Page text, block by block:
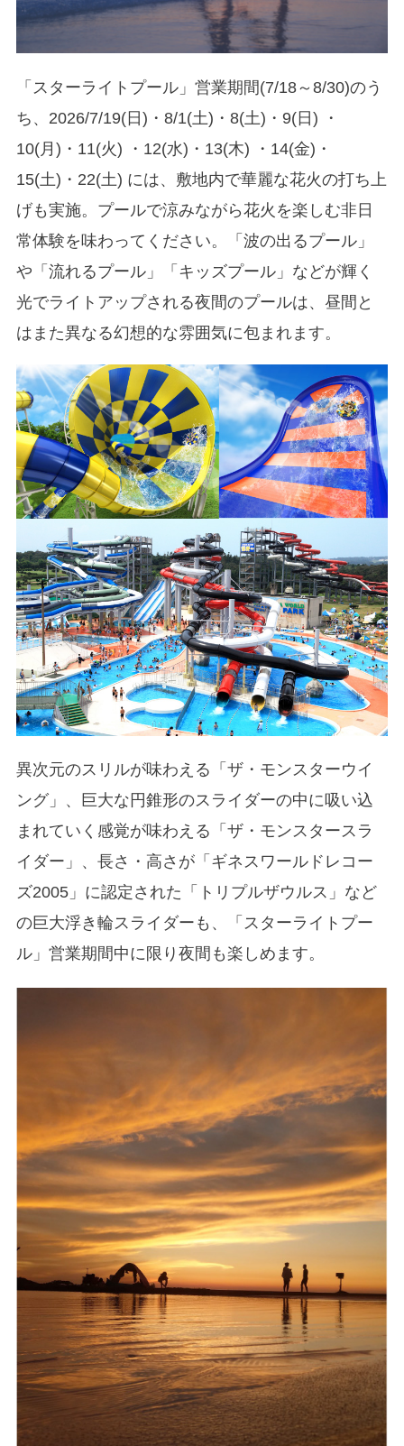
「スターライトプール」営業期間(7/18～8/30)のう
ち、2026/7/19(日)・8/1(土)・8(土)・9(日) ・
10(月)・11(火) ・12(水)・13(木) ・14(金)・
15(土)・22(土) には、敷地内で華麗な花火の打ち上
げも実施。プールで涼みながら花火を楽しむ非日
常体験を味わってください。「波の出るプール」
や「流れるプール」「キッズプール」などが輝く
光でライトアップされる夜間のプールは、昼間と
はまた異なる幻想的な雰囲気に包まれます。
異次元のスリルが味わえる「ザ・モンスターウイ
ング」、巨大な円錐形のスライダーの中に吸い込
まれていく感覚が味わえる「ザ・モンスタースラ
イダー」、長さ・高さが「ギネスワールドレコー
ズ2005」に認定された「トリプルザウルス」など
の巨大浮き輪スライダーも、「スターライトプー
ル」営業期間中に限り夜間も楽しめます。